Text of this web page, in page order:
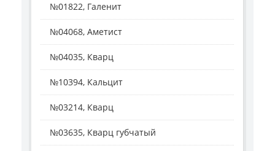
№01822, Галенит
№04068, Аметист
№04035, Кварц
№10394, Кальцит
№03214, Кварц
№03635, Кварц губчатый